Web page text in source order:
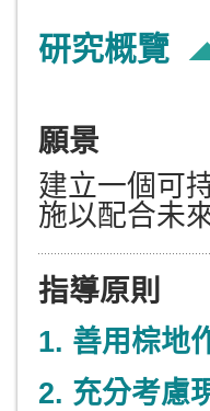
研究概覽
願景
建立一個可
施以配合未
指導原則
1. 善用棕地
2. 充分考慮